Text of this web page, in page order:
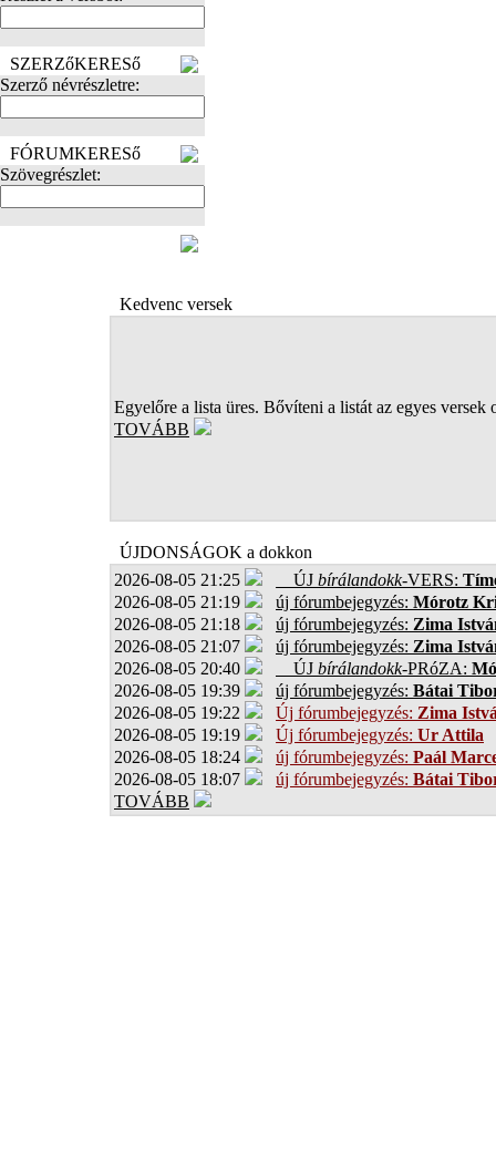
SZERZőKERESő
Szerző névrészletre:
FÓRUMKERESő
Szövegrészlet:
Kedvenc versek
Egyelőre a lista üres. Bővíteni a listát az egyes versek
TOVÁBB
ÚJDONSÁGOK a dokkon
2026-08-05 21:25
ÚJ bírálandokk-VERS:
2026-08-05 21:19
új fórumbejegyzés: Mórotz
2026-08-05 21:18
új fórumbejegyzés: Zima
2026-08-05 21:07
új fórumbejegyzés: Zima
2026-08-05 20:40
ÚJ bírálandokk-PRóZA:
2026-08-05 19:39
új fórumbejegyzés: Bátai
2026-08-05 19:22
Új fórumbejegyzés: Zima
2026-08-05 19:19
Új fórumbejegyzés: Ur Attila
2026-08-05 18:24
új fórumbejegyzés: Paál
2026-08-05 18:07
új fórumbejegyzés: Bátai
TOVÁBB